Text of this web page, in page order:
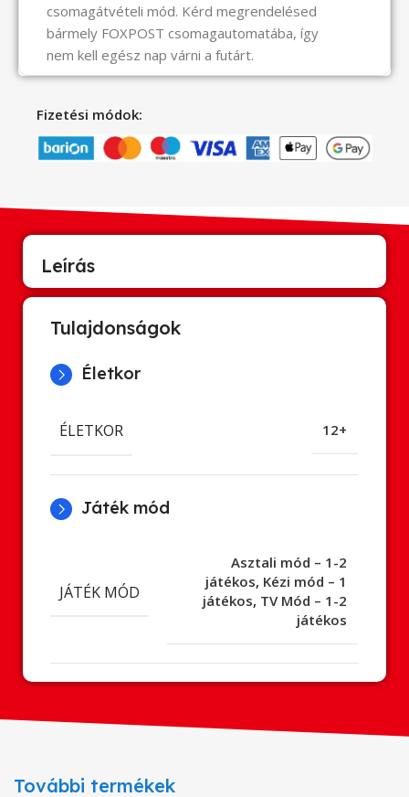
csomagátvételi mód. Kérd megrendelésed
bármely FOXPOST csomagautomatába, így
nem kell egész nap várni a futárt.
Fizetési módok:
Leírás
Tulajdonságok
Életkor
ÉLETKOR 12+
Játék mód
JÁTÉK MÓD
Asztali mód – 1-2
játékos, Kézi mód – 1
játékos, TV Mód – 1-2
játékos
További termékek